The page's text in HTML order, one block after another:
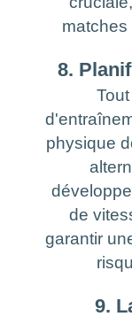
8.
physique
de
garantir
9.